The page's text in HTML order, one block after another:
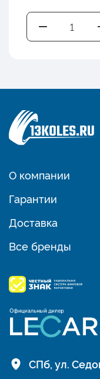
О компании
Гарантии
Доставка
Все бренды
СПб, ул.